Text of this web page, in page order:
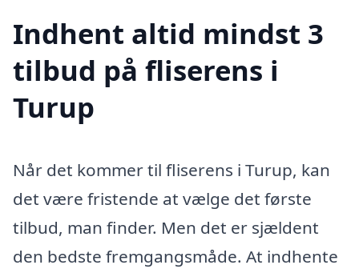
Indhent altid mindst 3
tilbud på fliserens i
Turup
Når det kommer til fliserens i Turup, kan
det være fristende at vælge det første
tilbud, man finder. Men det er sjældent
den bedste fremgangsmåde. At indhente